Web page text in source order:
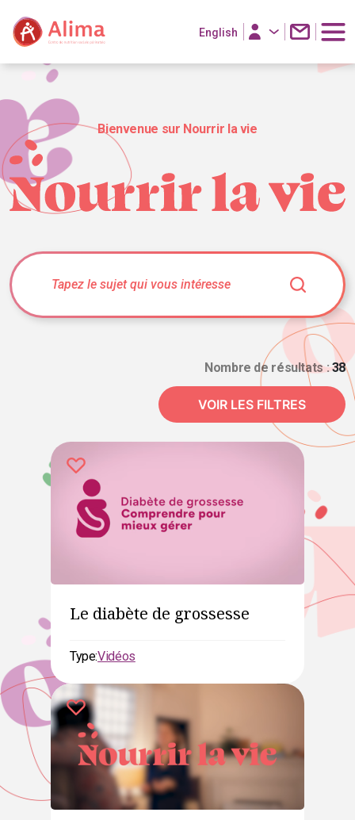
English
Bienvenue sur Nourrir la vie
Nombre de résultats :38
VOIR LES FILTRES
Le diabète de grossesse
Type:Vidéos